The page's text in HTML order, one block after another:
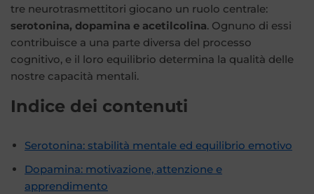
tre neurotrasmettitori giocano un ruolo centrale:
serotonina, dopamina e acetilcolina. Ognuno di essi
contribuisce a una parte diversa del processo
cognitivo, e il loro equilibrio determina la qualità delle
nostre capacità mentali.
Indice dei contenuti
Serotonina: stabilità mentale ed equilibrio emotivo
Dopamina: motivazione, attenzione e
apprendimento